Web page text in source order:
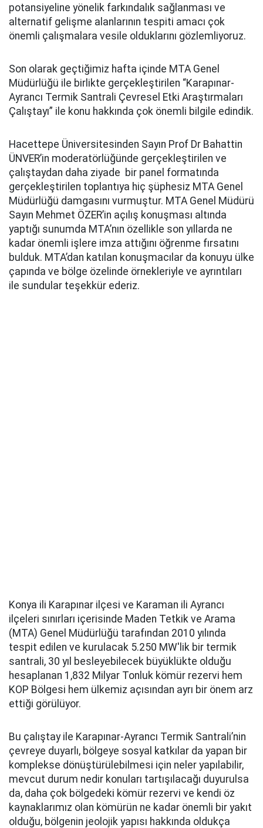
potansiyeline yönelik farkındalık sağlanması ve
alternatif gelişme alanlarının tespiti amacı çok
önemli çalışmalara vesile olduklarını gözlemliyoruz.
Son olarak geçtiğimiz hafta içinde MTA Genel
Müdürlüğü ile birlikte gerçekleştirilen “Karapınar-
Ayrancı Termik Santrali Çevresel Etki Araştırmaları
Çalıştayı” ile konu hakkında çok önemli bilgile edindik.
Hacettepe Üniversitesinden Sayın Prof Dr Bahattin
ÜNVER’in moderatörlüğünde gerçekleştirilen ve
çalıştaydan daha ziyade bir panel formatında
gerçekleştirilen toplantıya hiç şüphesiz MTA Genel
Müdürlüğü damgasını vurmuştur. MTA Genel Müdürü
Sayın Mehmet ÖZER’in açılış konuşması altında
yaptığı sunumda MTA’nın özellikle son yıllarda ne
kadar önemli işlere imza attığını öğrenme fırsatını
bulduk. MTA’dan katılan konuşmacılar da konuyu ülke
çapında ve bölge özelinde örnekleriyle ve ayrıntıları
ile sundular teşekkür ederiz.
Konya ili Karapınar ilçesi ve Karaman ili Ayrancı
ilçeleri sınırları içerisinde Maden Tetkik ve Arama
(MTA) Genel Müdürlüğü tarafından 2010 yılında
tespit edilen ve kurulacak 5.250 MW'lik bir termik
santrali, 30 yıl besleyebilecek büyüklükte olduğu
hesaplanan 1,832 Milyar Tonluk kömür rezervi hem
KOP Bölgesi hem ülkemiz açısından ayrı bir önem arz
ettiği görülüyor.
Bu çalıştay ile Karapınar-Ayrancı Termik Santrali’nin
çevreye duyarlı, bölgeye sosyal katkılar da yapan bir
komplekse dönüştürülebilmesi için neler yapılabilir,
mevcut durum nedir konuları tartışılacağı duyurulsa
da, daha çok bölgedeki kömür rezervi ve kendi öz
kaynaklarımız olan kömürün ne kadar önemli bir yakıt
olduğu, bölgenin jeolojik yapısı hakkında oldukça